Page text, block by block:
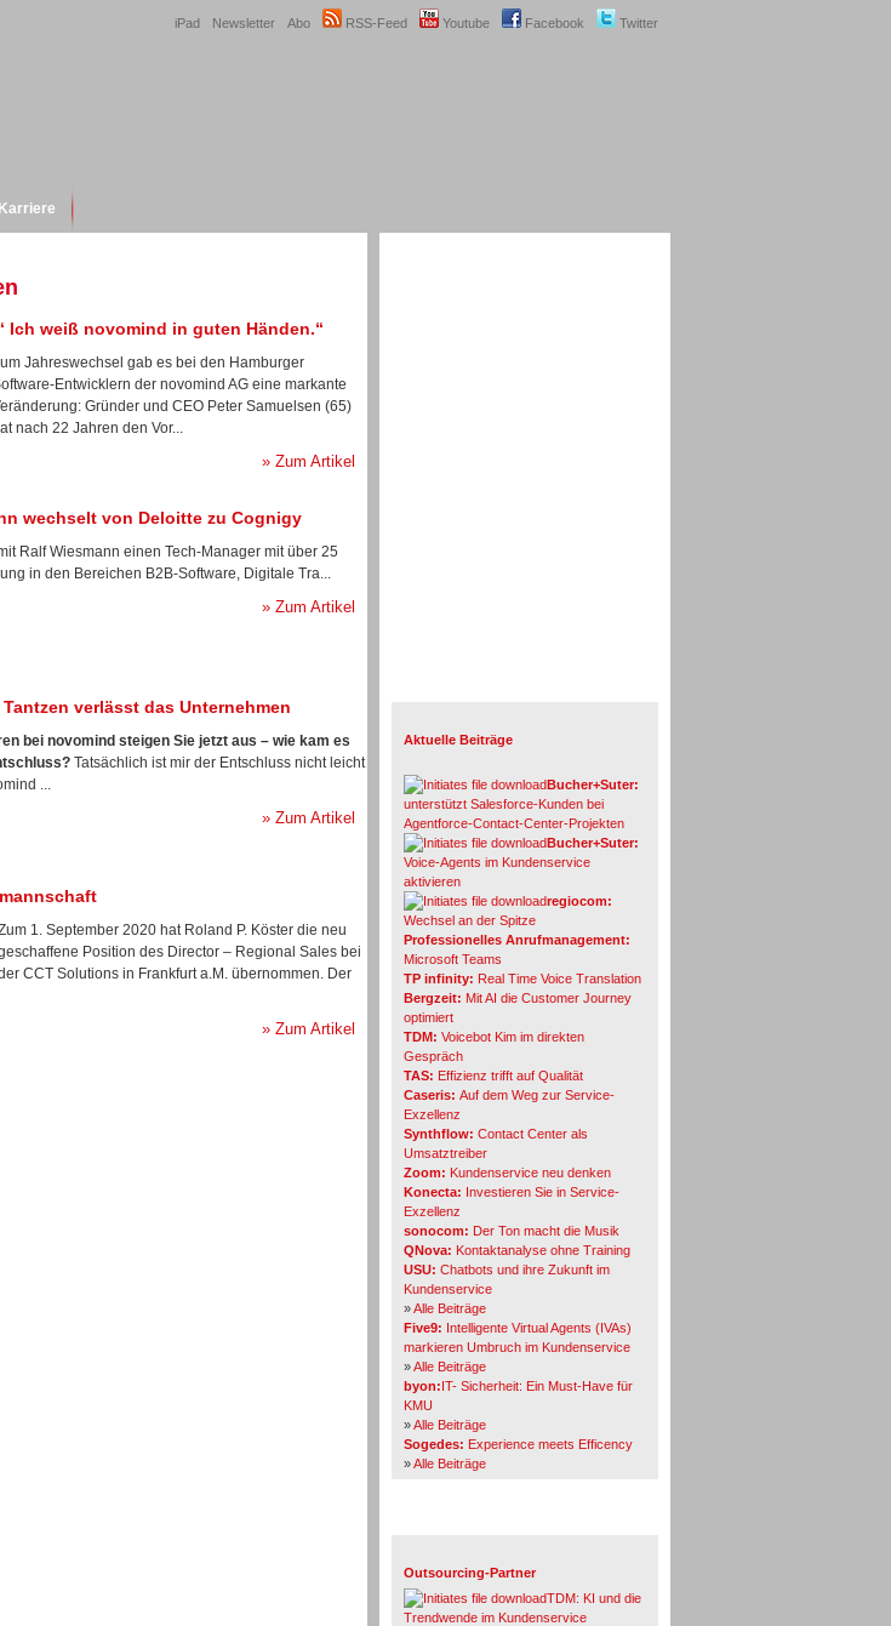
Twitter
Facebook
Youtube
RSS-Feed
Abo
Newsletter
iPad
Ich weiß novomind in guten Händen.“
Jahreswechsel gab es bei den Hamburger
Entwicklern der novomind AG eine markante
Gründer und CEO Peter Samuelsen (65)
nach 22 Jahren den Vor...
» Zum Artikel
wechselt von Deloitte zu Cognigy
Ralf Wiesmann einen Tech-Manager mit über 25
in den Bereichen B2B-Software, Digitale Tra...
» Zum Artikel
verlässt das Unternehmen
bei novomind steigen Sie jetzt aus – wie kam es
Tatsächlich ist mir der Entschluss nicht leicht
...
» Zum Artikel
1. September 2020 hat Roland P. Köster die neu
Position des Director – Regional Sales bei
CCT Solutions in Frankfurt a.M. übernommen. Der
» Zum Artikel
Aktuelle Beiträge
Bucher+Suter:
unterstützt Salesforce-Kunden bei
Agentforce-Contact-Center-Projekten
Bucher+Suter:
Voice-Agents im Kundenservice
aktivieren
regiocom:
Wechsel an der Spitze
Professionelles Anrufmanagement:
Microsoft Teams
TP infinity: Real Time Voice Translation
Bergzeit: Mit AI die Customer Journey
optimiert
TDM: Voicebot Kim im direkten
Gespräch
TAS: Effizienz trifft auf Qualität
Caseris: Auf dem Weg zur Service-
Exzellenz
Synthflow: Contact Center als
Umsatztreiber
Zoom: Kundenservice neu denken
Konecta: Investieren Sie in Service-
Exzellenz
sonocom: Der Ton macht die Musik
QNova: Kontaktanalyse ohne Training
USU: Chatbots und ihre Zukunft im
Kundenservice
»Alle Beiträge
Five9: Intelligente Virtual Agents (IVAs)
markieren Umbruch im Kundenservice
»Alle Beiträge
byon:IT- Sicherheit: Ein Must-Have für
KMU
»Alle Beiträge
Sogedes: Experience meets Efficency
»Alle Beiträge
Outsourcing-Partner
TDM: KI und die
Trendwende im Kundenservice